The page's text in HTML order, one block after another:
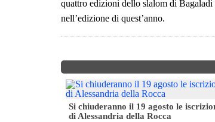
quattro edizioni dello slalom di
nell’edizione di quest’anno.
Si chiuderanno il 19 agosto le
di Alessandria della Rocca